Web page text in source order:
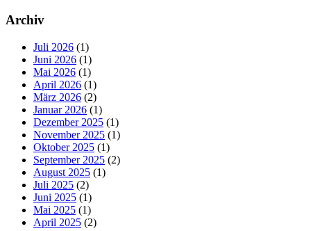
Archiv
Juli 2026 (1)
Juni 2026 (1)
Mai 2026 (1)
April 2026 (1)
März 2026 (2)
Januar 2026 (1)
Dezember 2025 (1)
November 2025 (1)
Oktober 2025 (1)
September 2025 (2)
August 2025 (1)
Juli 2025 (2)
Juni 2025 (1)
Mai 2025 (1)
April 2025 (2)